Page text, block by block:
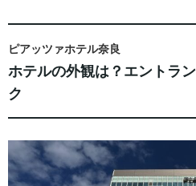
ピアッツァホテル奈良
ホテルの外観は？エントラ
ク